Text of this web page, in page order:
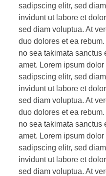
sadipscing elitr, sed
invidunt ut labore et
sed diam voluptua. At
duo dolores et ea
no sea takimata sanctus
amet. Lorem ipsum
sadipscing elitr, sed
invidunt ut labore et
sed diam voluptua. At
duo dolores et ea
no sea takimata sanctus
amet. Lorem ipsum
sadipscing elitr, sed
invidunt ut labore et
sed diam voluptua. At